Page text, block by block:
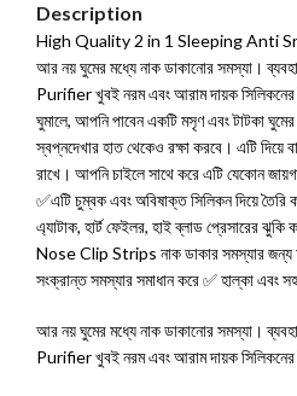
Description
High Quality 2 in 1 Sleeping Anti
আর নয় ঘুমের মধ্যে নাক ডাকানোর সমস্যা।
Purifier খুবই নরম এবং আরাম দায়ক সিলিকনের
ঘুমালে, আপনি পাবেন একটি মসৃণ এবং টাটকা
স্বপ্নদেখার হাত থেকেও রক্ষা করবে। এটি দিয়ে
রাখে। আপনি চাইলে সাথে করে এটি যেকোন
✅এটি চুম্বক এবং অবিষাক্ত সিলিকন দিয়ে তৈরি
এ্যাটাক, হার্ট ফেইলর, হাই ব্লাড প্রেসারের
Nose Clip Strips নাক ডাকার সমস্যার জন্য
সংক্রান্ত সমস্যার সমাধান করে ✅ হাল্কা এবং
আর নয় ঘুমের মধ্যে নাক ডাকানোর সমস্যা।
Purifier খুবই নরম এবং আরাম দায়ক সিলিকনের